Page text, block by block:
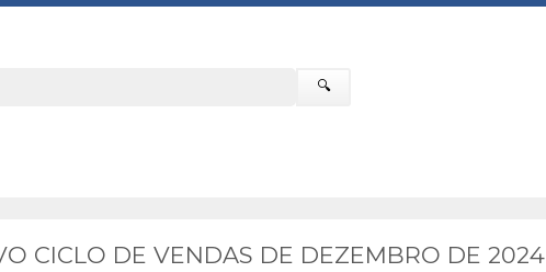
🔍
CICLO DE VENDAS DE DEZEMBRO DE 2024